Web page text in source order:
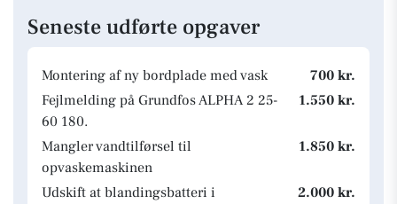
Seneste udførte opgaver
Montering af ny bordplade med vask
700 kr.
Fejlmelding på Grundfos ALPHA 2 25-
60 180.
1.550 kr.
Mangler vandtilførsel til
opvaskemaskinen
1.850 kr.
Udskift at blandingsbatteri i
2.000 kr.